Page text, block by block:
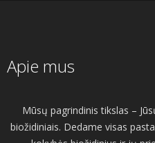
Apie mus
Mūsų pagrindinis tikslas –
biožidiniais. Dedame visas